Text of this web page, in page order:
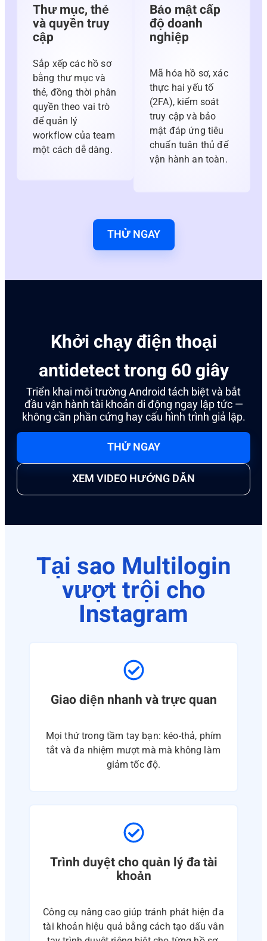
Thư mục, thẻ
và quyền truy
cập
Sắp xếp các hồ sơ
bằng thư mục và
thẻ, đồng thời phân
quyền theo vai trò
để quản lý
workflow của team
một cách dễ dàng.
Bảo mật cấp
độ doanh
nghiệp
Mã hóa hồ sơ, xác
thực hai yếu tố
(2FA), kiểm soát
truy cập và bảo
mật đáp ứng tiêu
chuẩn tuân thủ để
vận hành an toàn.
THỬ NGAY
Khởi chạy điện thoại
antidetect trong 60 giây
Triển khai môi trường Android tách biệt và bắt
đầu vận hành tài khoản di động ngay lập tức —
không cần phần cứng hay cấu hình trình giả lập.
THỬ NGAY
XEM VIDEO HƯỚNG DẪN
Tại sao Multilogin
vượt trội cho
Instagram
Giao diện nhanh và trực quan
Mọi thứ trong tầm tay bạn: kéo-thả, phím
tắt và đa nhiệm mượt mà mà không làm
giảm tốc độ.
Trình duyệt cho quản lý đa tài
khoản
Công cụ nâng cao giúp tránh phát hiện đa
tài khoản hiệu quả bằng cách tạo dấu vân